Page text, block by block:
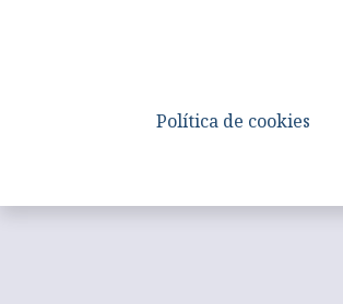
Política de cookies